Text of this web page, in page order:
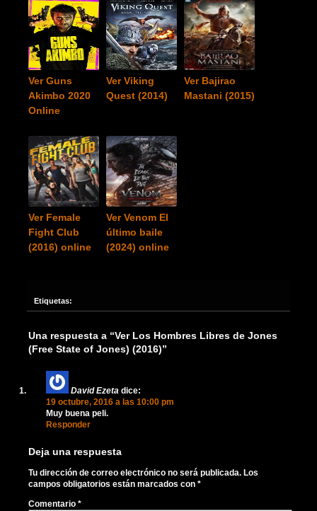
Ver Guns
Akimbo 2020
Online
Ver Viking
Quest (2014)
Ver Bajirao
Mastani (2015)
Ver Female
Fight Club
(2016) online
Ver Venom El
último baile
(2024) online
Etiquetas:
Una respuesta a “Ver Los Hombres Libres de Jones
(Free State of Jones) (2016)”
David Ezeta dice:
19 octubre, 2016 a las 10:00 pm
Muy buena peli.
Responder
Deja una respuesta
Tu dirección de correo electrónico no será publicada. Los
campos obligatorios están marcados con *
Comentario *